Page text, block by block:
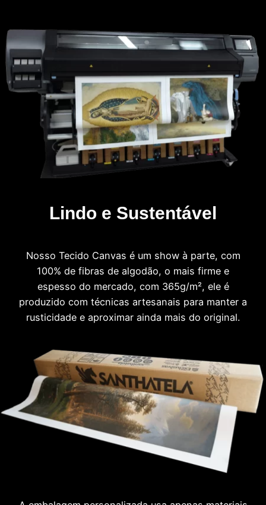
Lindo e Sustentável
Nosso Tecido Canvas é um show à parte, com
100% de fibras de algodão, o mais firme e
espesso do mercado, com 365g/m², ele é
produzido com técnicas artesanais para manter a
rusticidade e aproximar ainda mais do original.